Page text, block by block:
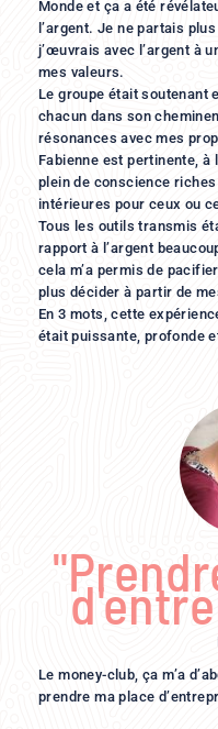
Monde et ça a été
l’argent. Je ne partais
j’œuvrais avec l’argent à
mes valeurs.
Le groupe était soutenant
chacun dans son
résonances avec mes
Fabienne est pertinente, à
plein de conscience
intérieures pour ceux ou
Tous les outils transmis
rapport à l’argent
cela m’a permis de
plus décider à partir de
En 3 mots, cette
était puissante, profonde
Le money-club, ça m’a
prendre ma place